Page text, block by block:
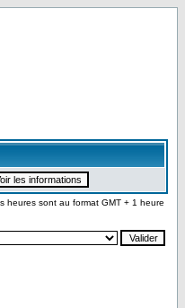
heures sont au format GMT + 1 heure